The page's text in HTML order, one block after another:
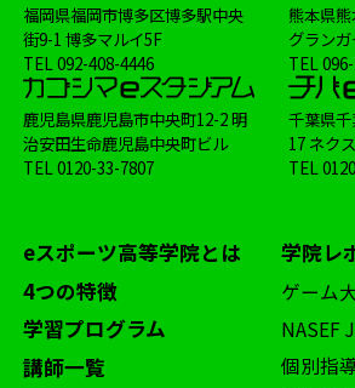
福岡県福岡市博多区博多駅中央
街9-1 博多マルイ5F
TEL092-408-4446
熊本県
グラン
TEL
鹿児島県鹿児島市中央町12-2 明
治安田生命鹿児島中央町ビル
TEL0120-33-7807
千葉県
17 ネク
TEL
eスポーツ高等学院とは
4つの特徴
学習プログラム
講師一覧
学院レ
ゲーム
NASEF
個別指